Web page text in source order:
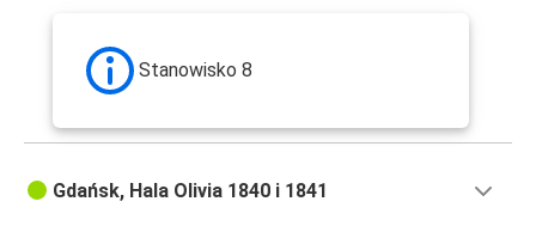
Stanowisko 8
Gdańsk, Hala Olivia 1840 i 1841